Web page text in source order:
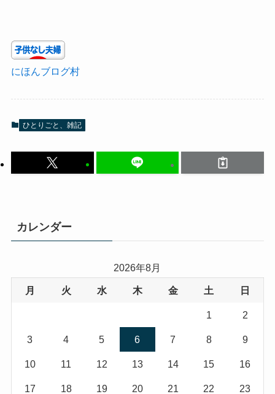
にほんブログ村
ひとりごと、雑記
カレンダー
2026年8月
月 火 水 木 金 土 日
1 2
3 4 5 6 7 8 9
10 11 12 13 14 15 16
17 18 19 20 21 22 23